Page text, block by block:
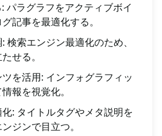
パラグラフをアクティブボイ
記事を最適化する。
検索エンジン最適化のため、
せる。
を活用: インフォグラフィッ
報を視覚化。
: タイトルタグやメタ説明を
ジンで目立つ。